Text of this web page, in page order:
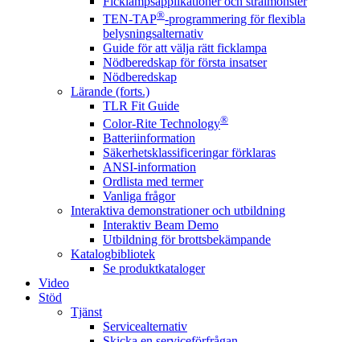
TEN-TAP®-programmering för flexibla
belysningsalternativ
Guide för att välja rätt ficklampa
Nödberedskap för första insatser
Nödberedskap
Lärande (forts.)
TLR Fit Guide
Color-Rite Technology®
Batteriinformation
Säkerhetsklassificeringar förklaras
ANSI-information
Ordlista med termer
Vanliga frågor
Interaktiva demonstrationer och utbildning
Interaktiv Beam Demo
Utbildning för brottsbekämpande
Katalogbibliotek
Se produktkataloger
Video
Stöd
Tjänst
Servicealternativ